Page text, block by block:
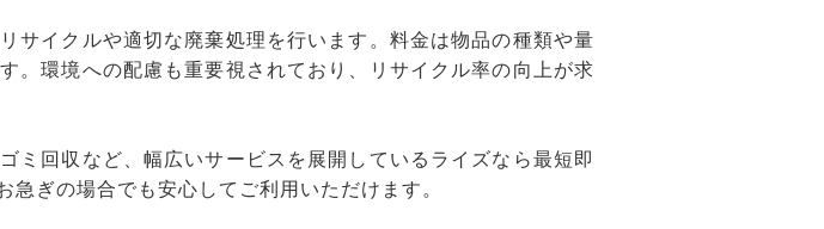
サイクルや適切な廃棄処理を行います。料金は物品の種類や量
。環境への配慮も重要視されており、リサイクル率の向上が求
ミ回収など、幅広いサービスを展開しているライズなら最短即
ぎの場合でも安心してご利用いただけます。